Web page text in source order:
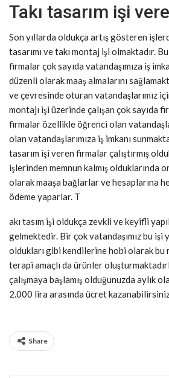
Takı tasarım işi
Son yıllarda oldukça artış gösteren
tasarımı ve takı montaj işi olmaktadır.
firmalar çok sayıda vatandaşımıza iş
düzenli olarak maaş almalarını
ve çevresinde oturan vatandaşlarımız
montajı işi üzerinde çalışan çok sayıda
firmalar özellikle öğrenci olan
olan vatandaşlarımıza iş imkanı
tasarım işi veren firmalar çalıştırmış
işlerinden memnun kalmış olduklarında
olarak maaşa bağlarlar ve hesaplarına
ödeme yaparlar. T
akı tasım işi oldukça zevkli ve keyifli
gelmektedir. Bir çok vatandaşımız bu işi
oldukları gibi kendilerine hobi olarak bu
terapi amaçlı da ürünler
çalışmaya başlamış olduğunuzda aylık
2.000 lira arasında ücret
Share